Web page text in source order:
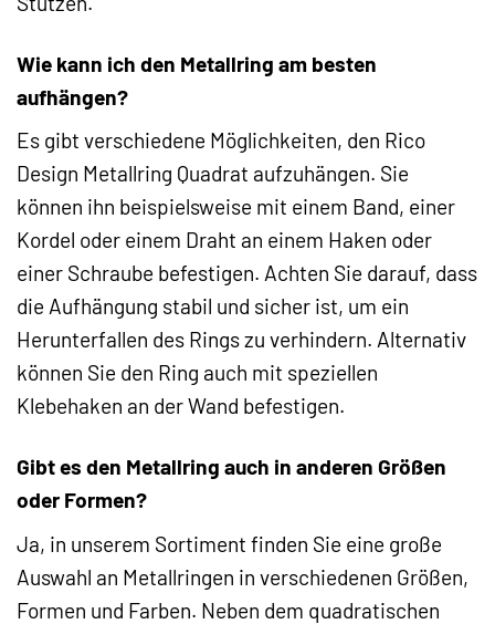
Wie kann ich den Metallring am besten
aufhängen?
Es gibt verschiedene Möglichkeiten, den Rico
Design Metallring Quadrat aufzuhängen. Sie
können ihn beispielsweise mit einem Band, einer
Kordel oder einem Draht an einem Haken oder
einer Schraube befestigen. Achten Sie darauf, dass
die Aufhängung stabil und sicher ist, um ein
Herunterfallen des Rings zu verhindern. Alternativ
können Sie den Ring auch mit speziellen
Klebehaken an der Wand befestigen.
Gibt es den Metallring auch in anderen Größen
oder Formen?
Ja, in unserem Sortiment finden Sie eine große
Auswahl an Metallringen in verschiedenen Größen,
Formen und Farben. Neben dem quadratischen